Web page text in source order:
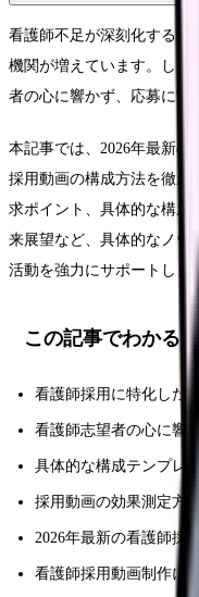
看護師不足が深刻化する中
機関が増えています。しか
者の心に響かず、応募に繋
本記事では、2026年最新
採用動画の構成方法を徹底
求ポイント、具体的な構成
来展望など、具体的なノウ
活動を強力にサポートしま
この記事でわかるこ
看護師採用に特化した
看護師志望者の心に響
具体的な構成テンプレ
採用動画の効果測定方
2026年最新の看護師採
看護師採用動画制作に